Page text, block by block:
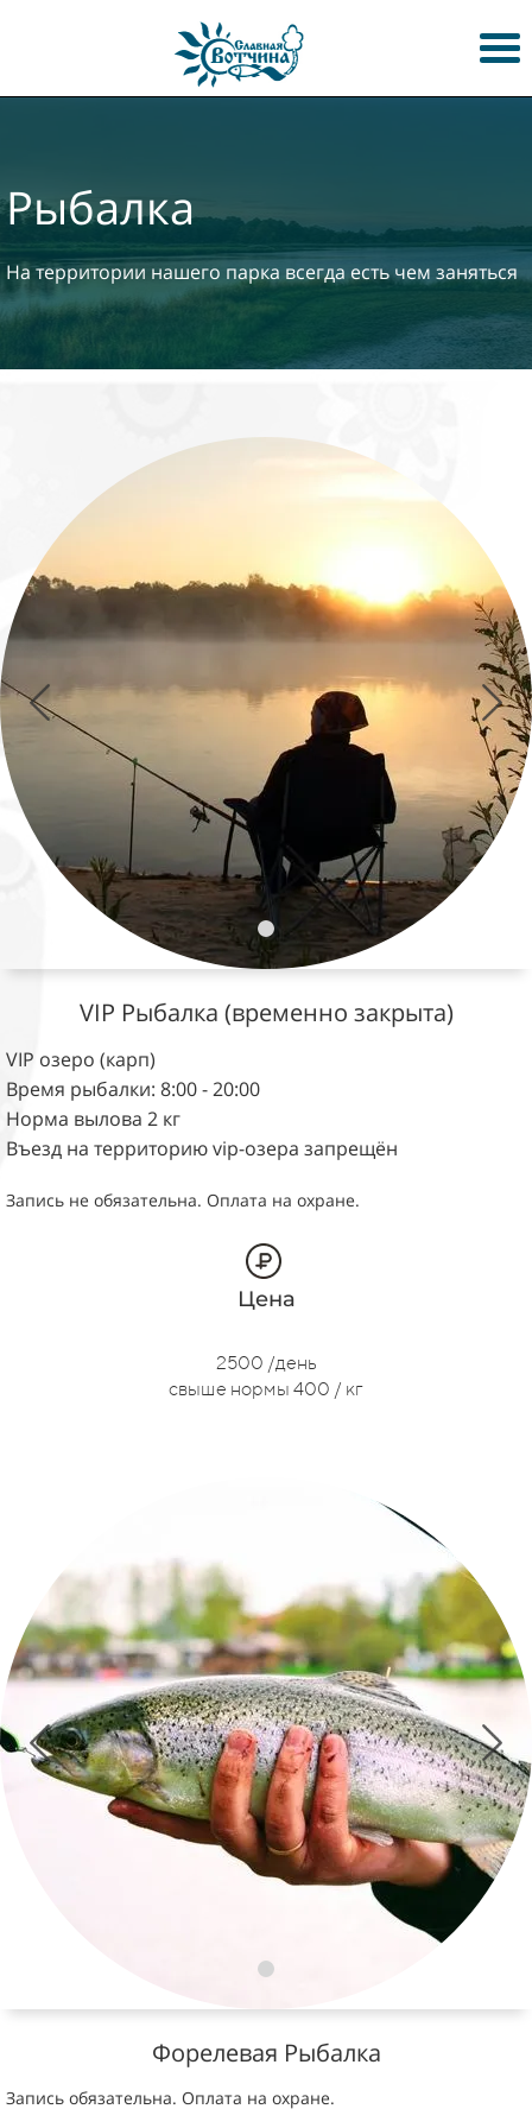
Рыбалка
На территории нашего парка всегда есть чем заняться
VIP Рыбалка (временно закрыта)
VIP озеро (карп)
Время рыбалки: 8:00 - 20:00
Норма вылова 2 кг
Въезд на территорию vip-озера запрещён
Запись не обязательна. Оплата на охране.
Цена
2500 /день
свыше нормы 400 / кг
Форелевая Рыбалка
Запись обязательна. Оплата на охране.